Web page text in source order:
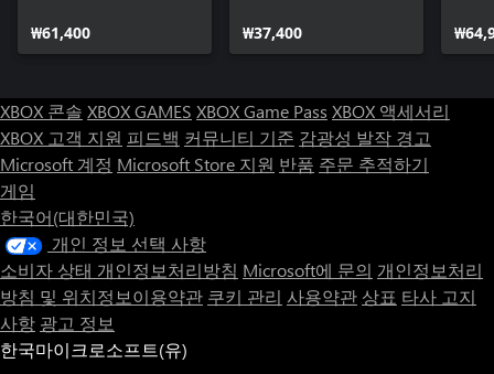
₩61,400
₩37,400
XBOX 콘솔 XBOX GAMES XBOX Game Pass XBOX 액세서리
XBOX 고객 지원 피드백 커뮤니티 기준 감광성 발작 경고
Microsoft 계정 Microsoft Store 지원 반품 주문 추적하기
게임
한국어(대한민국)
개인 정보 선택 사항
소비자 상태 개인정보처리방침 Microsoft에 문의 개인정보처리
방침 및 위치정보이용약관 쿠키 관리 사용약관 상표 타사 고지
사항 광고 정보
한국마이크로소프트(유)